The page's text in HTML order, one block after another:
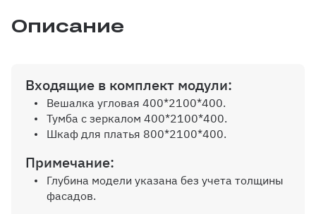
Тип рамки фасада
Выбрать
Выбор кромки
Описание
Входящие в комплект модули:
Вешалка угловая 400*2100*400.
Тумба с зеркалом 400*2100*400.
Шкаф для платья 800*2100*400.
Примечание:
Глубина модели указана без учета толщины
фасадов.